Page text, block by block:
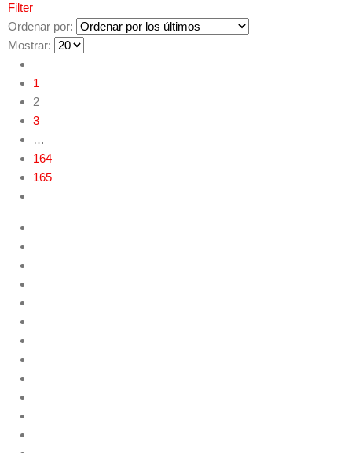
Filter
Ordenar por:
Mostrar:
1
2
3
…
164
165